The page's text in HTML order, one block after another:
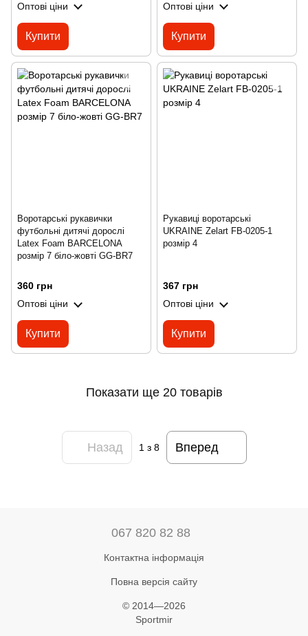
Оптові ціни
Купити
Оптові ціни
Купити
Воротарські рукавички
футбольні дитячі дорослі
Latex Foam BARCELONA
розмір 7 біло-жовті GG-BR7
360 грн
Оптові ціни
Купити
Рукавиці воротарські
UKRAINE Zelart FB-0205-1
розмір 4
367 грн
Оптові ціни
Купити
Показати ще 20 товарів
Назад 1з 8 Вперед
067 820 82 88
Контактна інформація
Повна версія сайту
© 2014—2026
Sportmir